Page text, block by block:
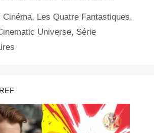
Cinéma, Les Quatre Fantastiques,
Universe, Série